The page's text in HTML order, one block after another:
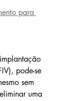
para
pode-se
sem
uma